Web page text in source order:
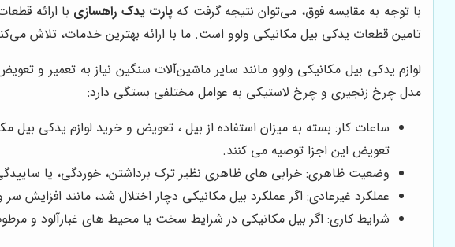
با توجه به مقایسه فوق، می‌توان نتیجه گرفت که پارت یدک راهسازی با ارائه
تامین قطعات یدکی بیل مکانیکی ولوو است. ما با ارائه بهترین خدمات، تلاش
لوازم یدکی بیل مکانیکی ولوو مانند سایر ماشین‌آلات سنگین نیاز به تعمیر و
مدل چرخ زنجیری و چرخ لاستیکی به عوامل مختلفی بستگی دارد:
ساعات کار: بسته به میزان استفاده از بیل ، تعویض و خرید لوازم یدکی بیل
تعویض این اجزا توصیه می کنند.
وضعیت ظاهری: خرابی های ظاهری نظیر ترک برداشتن، خوردگی، یا
عملکرد غیرعادی: اگر عملکرد بیل مکانیکی دچار اختلال شد، مانند افزایش
شرایط کاری: اگر بیل مکانیکی در شرایط سخت یا محیط های غبارآلود و